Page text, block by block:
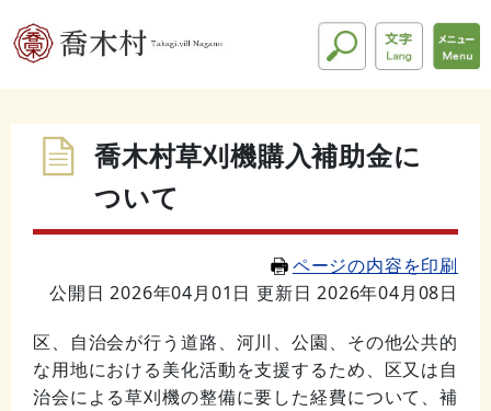
喬木村草刈機購入補助金に
ついて
ページの内容を印刷
公開日 2026年04月01日 更新日 2026年04月08日
区、自治会が行う道路、河川、公園、その他公共的
な用地における美化活動を支援するため、区又は自
治会による草刈機の整備に要した経費について、補